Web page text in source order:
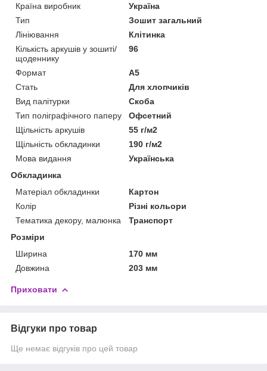
Країна виробник
Україна
Тип
Зошит загальний
Лініювання
Клітинка
Кількість аркушів у зошиті/
щоденнику
96
Формат
A5
Стать
Для хлопчиків
Вид палітурки
Скоба
Тип поліграфічного паперу
Офсетний
Щільність аркушів
55 г/м2
Щільність обкладинки
190 г/м2
Мова видання
Українська
Обкладинка
Матеріал обкладинки
Картон
Колір
Різні кольори
Тематика декору, малюнка
Транспорт
Розміри
Ширина
170 мм
Довжина
203 мм
Приховати
Відгуки про товар
Ще немає відгуків про цей товар